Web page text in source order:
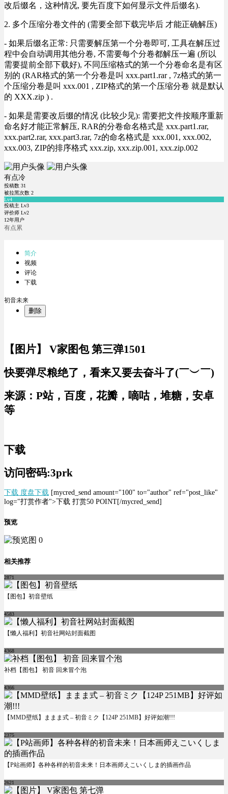
改后缀名，这种情况, 要先百度下如何显示文件后缀名).
2. 多个压缩分卷文件的 (需要全部下载完毕后 才能正确解压)
- 如果后缀名正常: 只需要解压第一个分卷即可, 工具在解压过
程中会自动调用其他分卷, 不需要每个分卷都解压一遍 (所以
需要提前全部下载好), 不同压缩格式的第一个分卷命名是有区
别的 (RAR格式的第一个分卷是叫 xxx.part1.rar , 7z格式的第一
个压缩分卷是叫 xxx.001 , ZIP格式的第一个压缩分卷 就是默认
的 XXX.zip ) .
- 如果是需要改后缀的情况 (比较少见): 需要把文件按顺序重新
命名好才能正常解压, RAR的分卷命名格式是 xxx.part1.rar,
xxx.part2.rar, xxx.part3.rar, 7z的命名格式是 xxx.001, xxx.002,
xxx.003, ZIP的排序格式 xxx.zip, xxx.zip.001, xxx.zip.002
有点冷
投稿数 31
被拉黑次数 2
Lv4
投稿主 Lv3
评价师 Lv2
12年用户
有点累
简介
视频
评论
下载
初音未来
删除
【图片】 V家图包 第三弹1501
快要弹尽粮绝了，看来又要去奋斗了(￣︶￣)
来源：P站，百度，花瓣，嘀咕，堆糖，安卓
等
下载
访问密码:3prk
下载 度盘下载 [mycred_send amount="100" to="author" ref="post_like"
log="打赏作者">下载 打赏50 POINT[/mycred_send]
预览
相关推荐
2871
【图包】初音壁纸
4583
【懒人福利】初音社网站封面截图
4368
补档【图包】 初音 回来冒个泡
4366
【MMD壁纸】ままま式 – 初音ミク【124P 251MB】好评如潮!!!
2375
【P站画师】各种各样的初音未来！日本画师えこいくしま的插画作品
2621